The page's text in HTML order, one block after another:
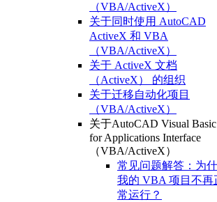
（VBA/ActiveX）
关于同时使用 AutoCAD
ActiveX 和 VBA
（VBA/ActiveX）
关于 ActiveX 文档
（ActiveX） 的组织
关于迁移自动化项目
（VBA/ActiveX）
关于AutoCAD Visual Basic
for Applications Interface
（VBA/ActiveX）
常见问题解答：为
我的 VBA 项目不再
常运行？